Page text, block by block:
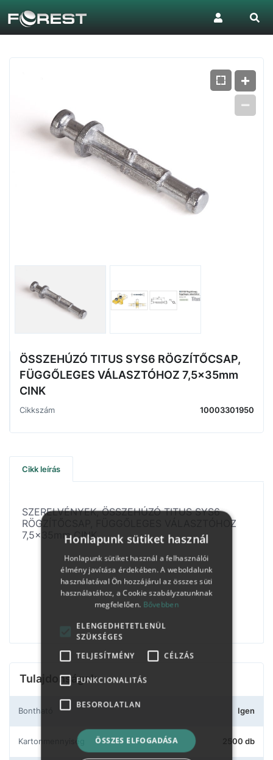
ÖSSZEHÚZÓ TITUS SYS6 RÖGZÍTŐCSAP,
FÜGGŐLEGES VÁLASZTÓHOZ 7,5x35mm
CINK
Cikkszám 10003301950
Cikk leírás
SZERELVÉNYEK, ÖSSZEHÚZÓ TITUS SYS6
RÖGZÍTŐCSAP, FÜGGŐLEGES VÁLASZTÓHOZ
7,5x35mm CINK
Tulajdonságok
Bontható Igen
Kartonmennyiség 2500 db
Honlapunk sütiket használ
Honlapunk sütiket használ a felhasználói
élmény javítása érdekében. A weboldalunk
használatával Ön hozzájárul az összes süti
használatához, a Cookie szabályzatunknak
megfelelően. Bővebben
ELENGEDHETETLENÜL
SZÜKSÉGES
TELJESÍTMÉNY
CÉLZÁS
FUNKCIONALITÁS
BESOROLATLAN
ÖSSZES ELFOGADÁSA